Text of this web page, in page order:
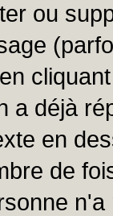
ou
a déjà
en
de